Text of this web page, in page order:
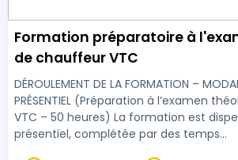
Formation préparatoire à
de chauffeur VTC
DÉROULEMENT DE LA FORMATION –
PRÉSENTIEL (Préparation à l’examen
VTC – 50 heures) La formation est dispensée en
présentiel, complétée par des temps